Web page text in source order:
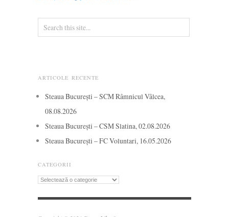
ARTICOLE RECENTE
Steaua București – SCM Râmnicul Vâlcea,
08.08.2026
Steaua București – CSM Slatina, 02.08.2026
Steaua București – FC Voluntari, 16.05.2026
CATEGORII
Categorii